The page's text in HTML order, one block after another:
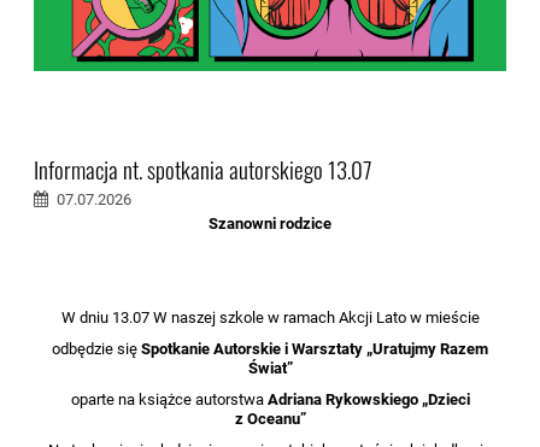
Informacja nt. spotkania autorskiego 13.07
07.07.2026
Szanowni rodzice
W dniu 13.07 W naszej szkole w ramach Akcji Lato w mieście
odbędzie się Spotkanie Autorskie i Warsztaty „Uratujmy Razem
Świat”
oparte na książce autorstwa Adriana Rykowskiego „Dzieci
z Oceanu”